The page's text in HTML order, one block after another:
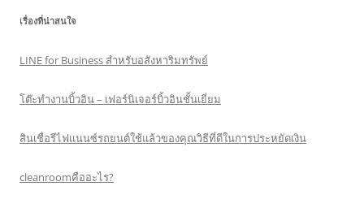
เรื่องที่น่าสนใจ
LINE for Business สำหรับอสังหาริมทรัพย์
โต๊ะทำงานบิ้วอิน – เฟอร์นิเจอร์บิ้วอินชั้นเยี่ยม
สินเชื่อรีไฟแนนซ์รถยนต์ใช้แล้วของคุณวิธีที่ดีในการประหยัดเงิน
cleanroomคืออะไร?